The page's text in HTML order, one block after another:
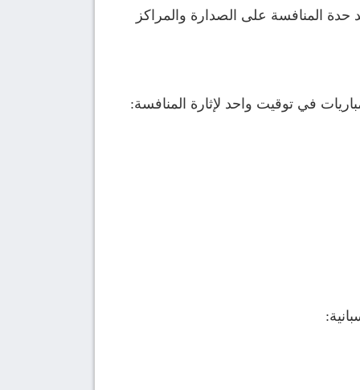
حيث تتصاعد حدة المنافسة على الصدارة والمراكز
في توقيت واحد لإثارة المنافسة: